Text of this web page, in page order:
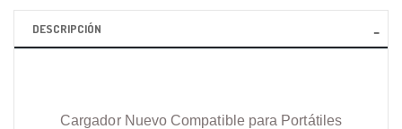
DESCRIPCIÓN
Cargador Nuevo Compatible para Portátiles